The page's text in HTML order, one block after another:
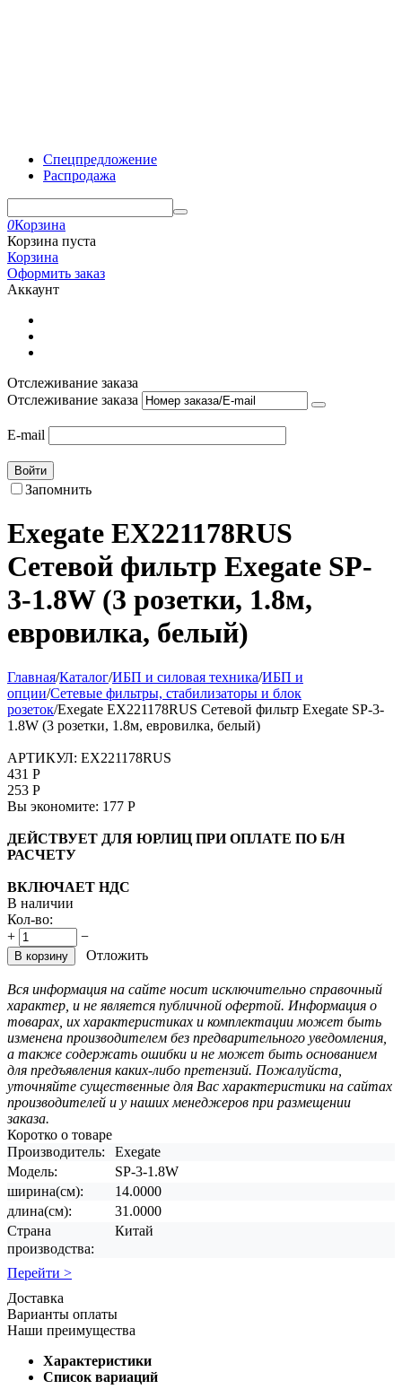
Спецпредложение
Распродажа
0Корзина
Корзина пуста
Корзина
Оформить заказ
Аккаунт
Отслеживание заказа
Отслеживание заказа
E-mail
Войти
Запомнить
Exegate EX221178RUS
Сетевой фильтр Exegate SP-
3-1.8W (3 розетки, 1.8м,
евровилка, белый)
Главная/Каталог/ИБП и силовая техника/ИБП и
опции/Сетевые фильтры, стабилизаторы и блок
розеток/Exegate EX221178RUS Сетевой фильтр Exegate SP-3-
1.8W (3 розетки, 1.8м, евровилка, белый)
АРТИКУЛ: EX221178RUS
431 Р
253 Р
Вы экономите: 177 Р
ДЕЙСТВУЕТ ДЛЯ ЮРЛИЦ ПРИ ОПЛАТЕ ПО Б/Н
РАСЧЕТУ
ВКЛЮЧАЕТ НДС
В наличии
Кол-во:
+
−
В корзину Отложить
Вся информация на сайте носит исключительно справочный
характер, и не является публичной офертой. Информация о
товарах, их характеристиках и комплектации может быть
изменена производителем без предварительного уведомления,
а также содержать ошибки и не может быть основанием
для предъявления каких-либо претензий. Пожалуйста,
уточняйте существенные для Вас характеристики на сайтах
производителей и у наших менеджеров при размещении
заказа.
Коротко о товаре
Производитель:
Exegate
Модель:
SP-3-1.8W
ширина(см):
14.0000
длина(см):
31.0000
Страна
производства:
Китай
Перейти >
Доставка
Варианты оплаты
Наши преимущества
Характеристики
Список вариаций